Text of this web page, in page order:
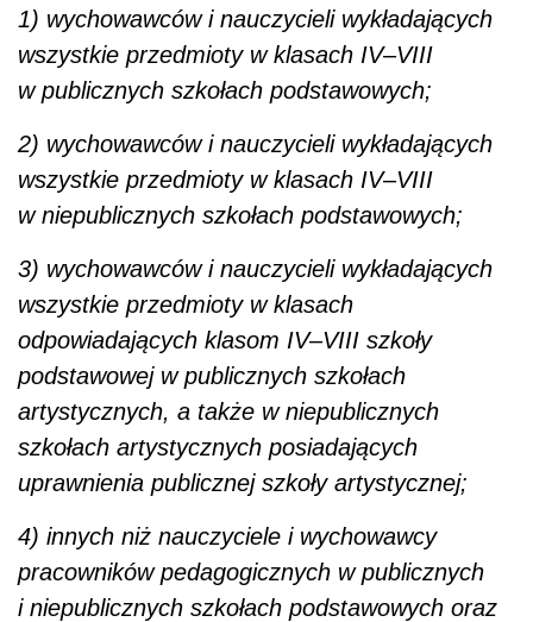
1) wychowawców i nauczycieli wykładających
wszystkie przedmioty w klasach IV–VIII
w publicznych szkołach podstawowych;
2) wychowawców i nauczycieli wykładających
wszystkie przedmioty w klasach IV–VIII
w niepublicznych szkołach podstawowych;
3) wychowawców i nauczycieli wykładających
wszystkie przedmioty w klasach
odpowiadających klasom IV–VIII szkoły
podstawowej w publicznych szkołach
artystycznych, a także w niepublicznych
szkołach artystycznych posiadających
uprawnienia publicznej szkoły artystycznej;
4) innych niż nauczyciele i wychowawcy
pracowników pedagogicznych w publicznych
i niepublicznych szkołach podstawowych oraz